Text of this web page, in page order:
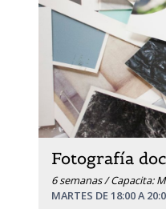
Fotografía
6 semanas / Capacita:
MARTES DE 18:00 A